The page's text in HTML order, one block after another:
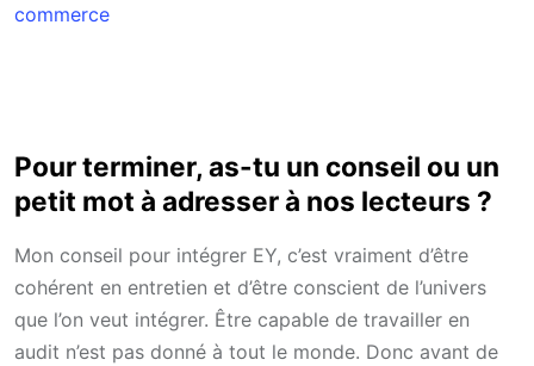
commerce
Pour terminer, as-tu un conseil ou un
petit mot à adresser à nos lecteurs ?
Mon conseil pour intégrer EY, c’est vraiment d’être
cohérent en entretien et d’être conscient de l’univers
que l’on veut intégrer. Être capable de travailler en
audit n’est pas donné à tout le monde. Donc avant de